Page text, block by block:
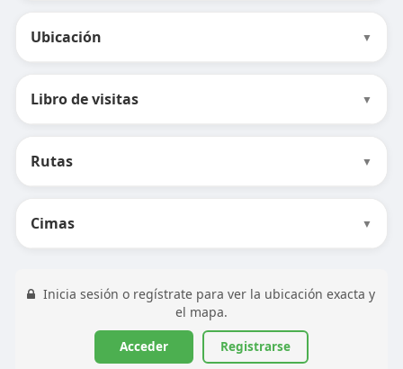
Ubicación ▼
Libro de visitas ▼
Rutas ▼
Cimas ▼
Inicia sesión o regístrate para ver la ubicación exacta y
el mapa.
Acceder Registrarse